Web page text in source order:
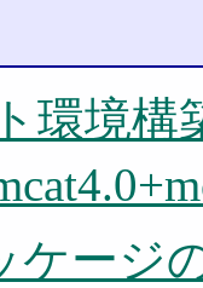
環境構
ケージ